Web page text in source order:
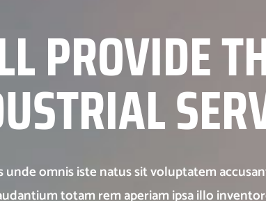
PROVIDE
unde omnis iste natus sit voluptatem
totam rem aperiam ipsa illo